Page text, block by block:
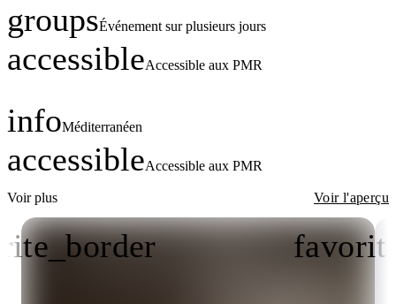
groupsÉvénement sur plusieurs jours
accessibleAccessible aux PMR
infoMéditerranéen
accessibleAccessible aux PMR
Voir plus Voir l'aperçu